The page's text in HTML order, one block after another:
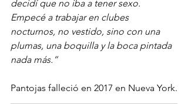
decidí que no iba a tener sexo.
Empecé a trabajar en clubes
nocturnos, no vestido, sino con una
plumas, una boquilla y la boca pintada
nada más.”
Pantojas falleció en 2017 en Nueva York.